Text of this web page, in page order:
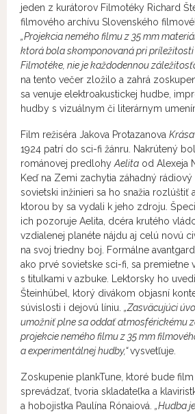
jeden z kurátorov Filmotéky Richard
filmového archívu Slovenského
„Projekcia nemého filmu z 35 mm
ktorá bola skomponovaná pri
Filmotéke, nie je každodennou
na tento večer zložilo a zahrá
sa venuje elektroakustickej hudbe,
hudby s vizuálnym či literárnym
Film režiséra Jakova Protazanova
1924 patrí do sci-fi žánru. Nakrútený
románovej predlohy Aelita od Alexeja
Keď na Zemi zachytia záhadný rádiový
sovietski inžinieri sa ho snažia rozlúštiť
ktorou by sa vydali k jeho zdroju.
ich pozoruje Aelita, dcéra krutého
vzdialenej planéte nájdu aj celú novú
na svoj triedny boj. Formálne
ako prvé sovietske sci-fi, sa premietne
s titulkami v azbuke. Lektorsky ho
Šteinhübel, ktorý divákom objasní
súvislosti i dejovú líniu. „Zasväcujúci
umožniť plne sa oddaťatmosférickému
projekcie nemého filmu z 35 mm
a experimentálnej hudby,“vysvetľuje.
Zoskupenie plankTune, ktoré bude
sprevádzať, tvoria skladateľka a
a hobojistka Paulína Rónaiová. „Hudba